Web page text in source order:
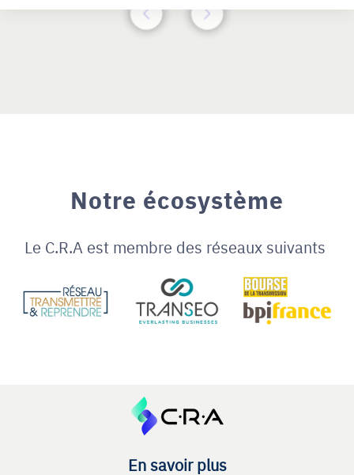
Notre écosystème
Le C.R.A est membre des réseaux suivants
En savoir plus